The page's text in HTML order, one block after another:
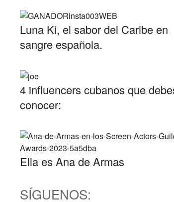
Luna Ki, el sabor del Caribe en
sangre española.
4 influencers cubanos que
conocer:
Ella es Ana de Armas
SÍGUENOS: